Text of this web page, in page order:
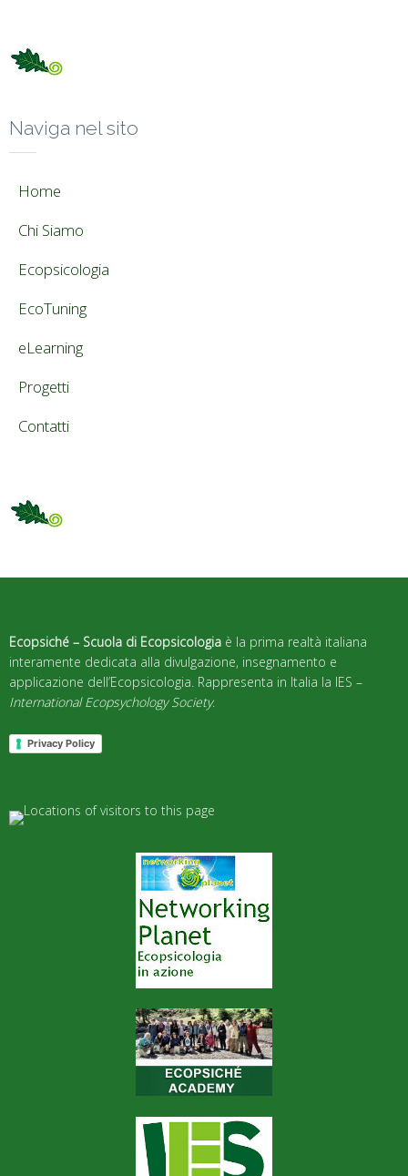
Naviga nel sito
Home
Chi Siamo
Ecopsicologia
EcoTuning
eLearning
Progetti
Contatti
Ecopsiché – Scuola di Ecopsicologia è la prima realtà italiana
interamente dedicata alla divulgazione, insegnamento e
applicazione dell’Ecopsicologia. Rappresenta in Italia la IES –
International Ecopsychology Society.
Privacy Policy